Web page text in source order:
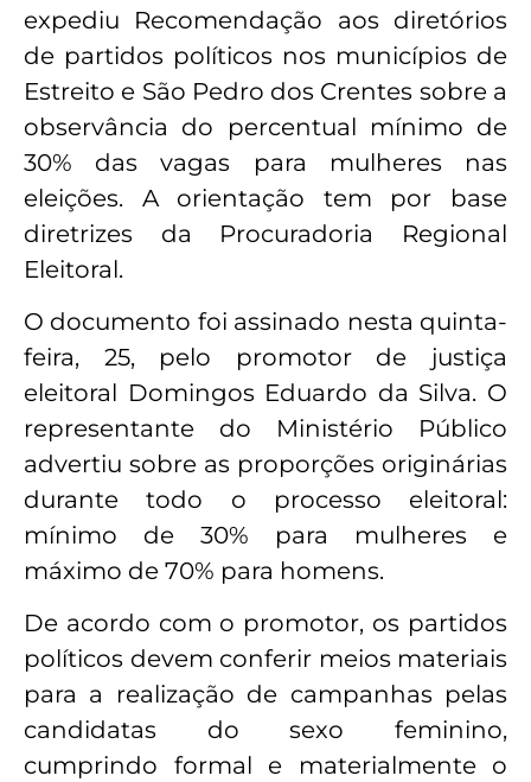
expediu Recomendação aos diretórios
de partidos políticos nos municípios de
Estreito e São Pedro dos Crentes sobre a
observância do percentual mínimo de
30% das vagas para mulheres nas
eleições. A orientação tem por base
diretrizes da Procuradoria Regional
Eleitoral.
O documento foi assinado nesta quinta-
feira, 25, pelo promotor de justiça
eleitoral Domingos Eduardo da Silva. O
representante do Ministério Público
advertiu sobre as proporções originárias
durante todo o processo eleitoral:
mínimo de 30% para mulheres e
máximo de 70% para homens.
De acordo com o promotor, os partidos
políticos devem conferir meios materiais
para a realização de campanhas pelas
candidatas do sexo feminino,
cumprindo formal e materialmente o